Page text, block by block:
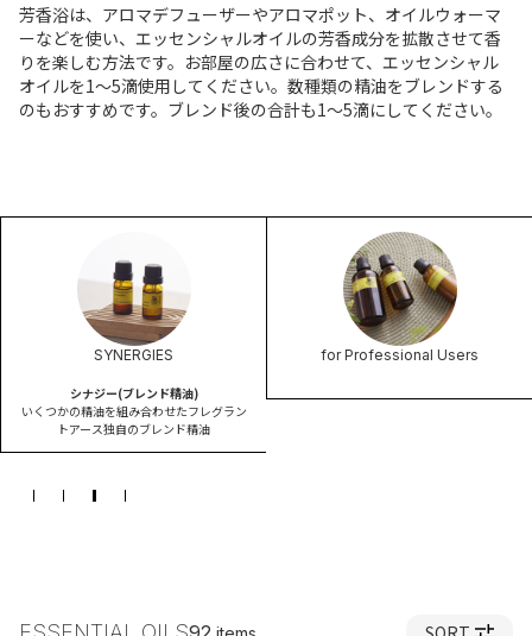
芳香浴は、アロマデフューザーやアロマポット、オイルウォーマ
ーなどを使い、エッセンシャルオイルの芳香成分を拡散させて香
りを楽しむ方法です。お部屋の広さに合わせて、エッセンシャル
オイルを1〜5滴使用してください。数種類の精油をブレンドする
のもおすすめです。ブレンド後の合計も1〜5滴にしてください。
SYNERGIES
シナジー(ブレンド精油)
いくつかの精油を組み合わせたフレグラン
トアース独自のブレンド精油
for Professional Users